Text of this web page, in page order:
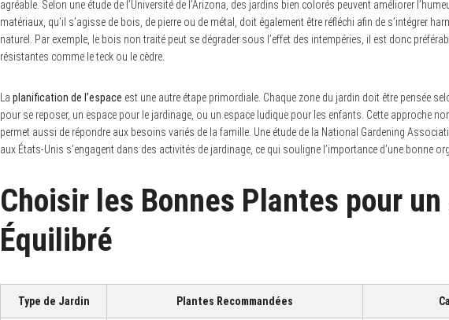
agréable. Selon une étude de l’Université de l’Arizona, des jardins bien colorés peuvent améliorer
matériaux, qu’il s’agisse de bois, de pierre ou de métal, doit également être réfléchi afin de s’intégrer
naturel. Par exemple, le bois non traité peut se dégrader sous l’effet des intempéries, il est donc
résistantes comme le teck ou le cèdre.
La planification de l’espace est une autre étape primordiale. Chaque zone du jardin doit être pensée
pour se reposer, un espace pour le jardinage, ou un espace ludique pour les enfants. Cette approche
permet aussi de répondre aux besoins variés de la famille. Une étude de la National Gardening
aux États-Unis s’engagent dans des activités de jardinage, ce qui souligne l’importance d’une bonne
Choisir les Bonnes Plantes pour
Équilibré
Type de Jardin Plantes Recommandées